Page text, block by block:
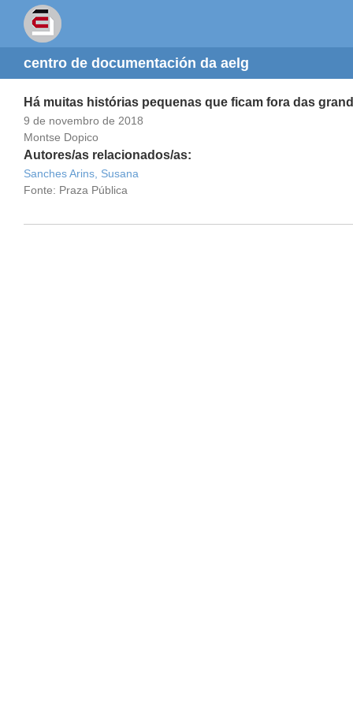
centro de documentación da aelg
Há muitas histórias pequenas que ficam fora das
9 de novembro de 2018
Montse Dopico
Autores/as relacionados/as:
Sanches Arins, Susana
Fonte: Praza Pública